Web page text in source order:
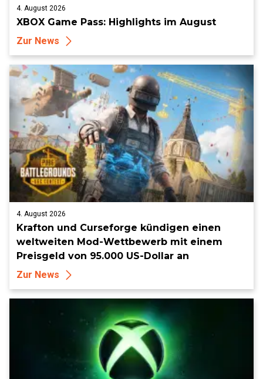
4. August 2026
XBOX Game Pass: Highlights im August
Zur News
4. August 2026
Krafton und Curseforge kündigen einen
weltweiten Mod-Wettbewerb mit einem
Preisgeld von 95.000 US-Dollar an
Zur News